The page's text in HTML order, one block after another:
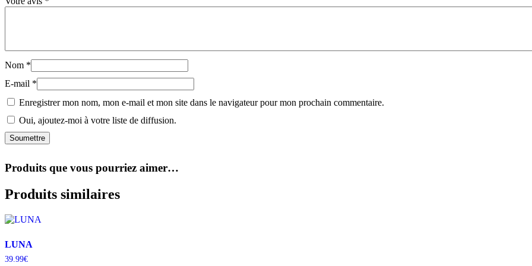
Nom *
E-mail *
Enregistrer mon nom, mon e-mail et mon site dans le navigateur pour mon prochain commentaire.
Oui, ajoutez-moi à votre liste de diffusion.
Produits que vous pourriez aimer…
Produits similaires
LUNA
39.99€